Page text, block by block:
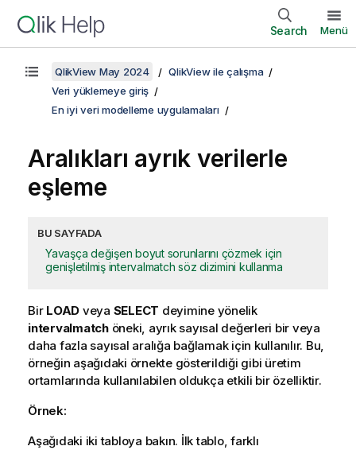
Search Menü
QlikView May 2024
QlikView ile çalışma
Veri yüklemeye giriş
En iyi veri modelleme uygulamaları
Aralıkları ayrık verilerle
eşleme
BU SAYFADA
Yavaşça değişen boyut sorunlarını çözmek için
genişletilmiş intervalmatch söz dizimini kullanma
Bir LOAD veya SELECT deyimine yönelik
intervalmatchöneki, ayrık sayısal değerleri bir veya
daha fazla sayısal aralığa bağlamak için kullanılır. Bu,
örneğin aşağıdaki örnekte gösterildiği gibi üretim
ortamlarında kullanılabilen oldukça etkili bir özelliktir.
Örnek:
Aşağıdaki iki tabloya bakın. İlk tablo, farklı